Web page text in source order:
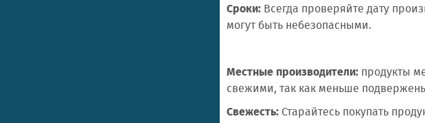
Сроки: Всегда проверяйте дату
могут быть небезопасными.
Местные производители: продукты
свежими, так как меньше
Свежесть: Старайтесь покупать